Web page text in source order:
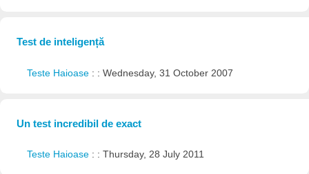
Test de inteligență
Teste Haioase : : Wednesday, 31 October 2007
Un test incredibil de exact
Teste Haioase : : Thursday, 28 July 2011